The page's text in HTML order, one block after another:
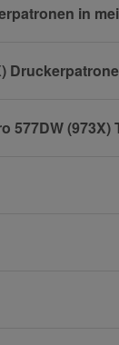
in
577DW